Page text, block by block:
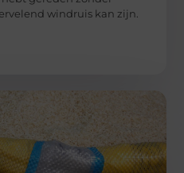
windruis kan zijn.